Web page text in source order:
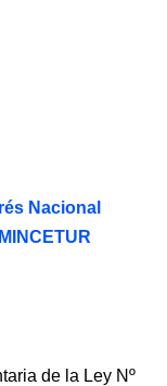
Nacional
de la Ley Nº